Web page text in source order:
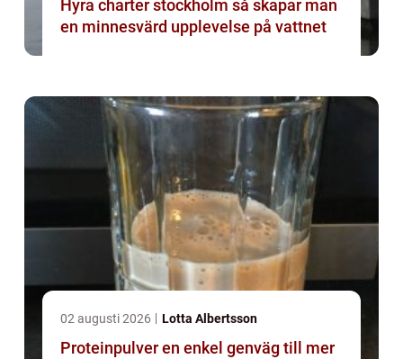
Hyra charter stockholm så skapar man
en minnesvärd upplevelse på vattnet
02 augusti 2026 Lotta Albertsson
Proteinpulver en enkel genväg till mer